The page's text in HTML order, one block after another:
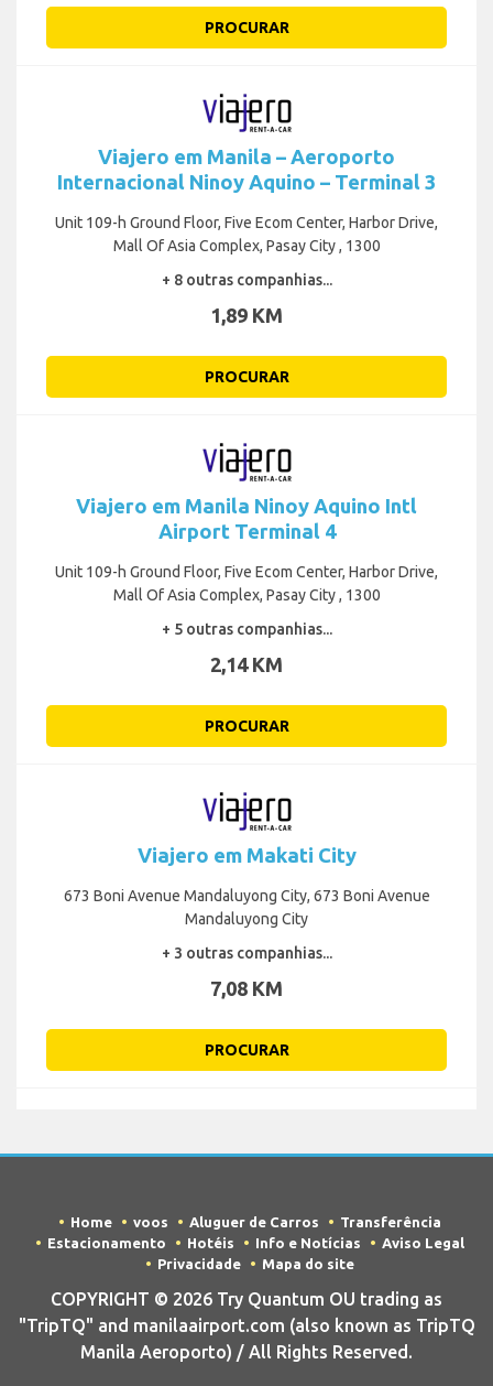
PROCURAR
Viajero em Manila – Aeroporto
Internacional Ninoy Aquino – Terminal 3
Unit 109-h Ground Floor, Five Ecom Center, Harbor Drive,
Mall Of Asia Complex, Pasay City , 1300
+ 8 outras companhias...
1,89 KM
PROCURAR
Viajero em Manila Ninoy Aquino Intl
Airport Terminal 4
Unit 109-h Ground Floor, Five Ecom Center, Harbor Drive,
Mall Of Asia Complex, Pasay City , 1300
+ 5 outras companhias...
2,14 KM
PROCURAR
Viajero em Makati City
673 Boni Avenue Mandaluyong City, 673 Boni Avenue
Mandaluyong City
+ 3 outras companhias...
7,08 KM
PROCURAR
Home voos Aluguer de Carros
Transferência
Estacionamento
Hotéis Info e Notícias
Aviso Legal
Privacidade
Mapa do site
COPYRIGHT © 2026 Try Quantum OU trading as
"TripTQ" and manilaairport.com (also known as TripTQ
Manila Aeroporto) / All Rights Reserved.